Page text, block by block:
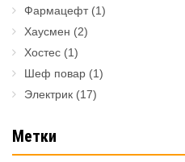
Фармацефт(1)
Хаусмен (2)
Хостес (1)
Шеф повар (1)
Электрик (17)
Метки